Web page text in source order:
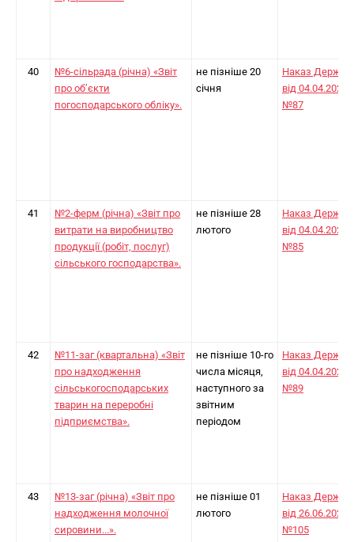
40
№6-сільрада (річна) «Звіт
про об’єкти
погосподарського обліку».
не пізніше 20
січня
Наказ
від 04.04.2024
№87
41
№2-ферм (річна) «Звіт про
витрати на виробництво
продукції (робіт, послуг)
сільського господарства».
не пізніше 28
лютого
Наказ
від 04.04.2024
№85
42
№11-заг (квартальна) «Звіт
про надходження
сільськогосподарських
тварин на переробні
підприємства».
не пізніше 10-го
числа місяця,
наступного за
звітним
періодом
Наказ
від 04.04.2024
№89
43
№13-заг (річна) «Звіт про
надходження молочної
сировини...».
не пізніше 01
лютого
Наказ
від 26.06.2025
№105